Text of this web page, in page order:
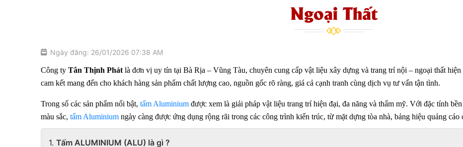
Ngoại Thất
Ngày đăng: 26/01/2026 07:38 AM
Công ty Tân Thịnh Phát là đơn vị uy tín tại Bà Rịa – Vũng Tàu, chuyên cung cấp vật liệu xây dựng và trang trí nội – ngoại thất
cam kết mang đến cho khách hàng sản phẩm chất lượng cao, nguồn gốc rõ ràng, giá cả cạnh tranh cùng dịch vụ tư vấn tận tình.
Trong số các sản phẩm nổi bật, tấm Aluminium được xem là giải pháp vật liệu trang trí hiện đại, đa năng và thẩm mỹ. Với đặc tính
màu sắc, tấm Aluminium ngày càng được ứng dụng rộng rãi trong các công trình kiến trúc, từ mặt dựng tòa nhà, bảng hiệu quảng cáo
Tấm ALUMINIUM (ALU) là gì ?